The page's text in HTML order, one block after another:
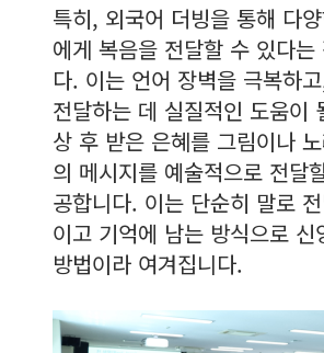
특히, 외국어 더빙을 통해 다
에게 복음을 전달할 수 있다
다. 이는 언어 장벽을 극복하
전달하는 데 실질적인 도움이
상 후 받은 은혜를 그림이나
의 메시지를 예술적으로 전달
공합니다. 이는 단순히 말로
이고 기억에 남는 방식으로
방법이라 여겨집니다.